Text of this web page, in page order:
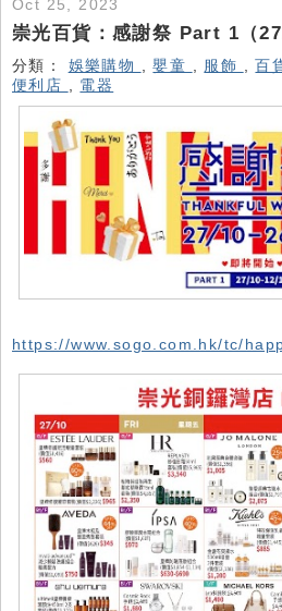
Oct 25, 2023
崇光百貨：感謝祭 Part 1（
分類： 娛樂購物 ,嬰童 服飾 ,百
便利店
電器
https://www.sogo.com.hk/tc/